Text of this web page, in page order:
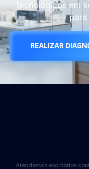
tecnológicos em
para
REALIZAR
Atendemos escritórios